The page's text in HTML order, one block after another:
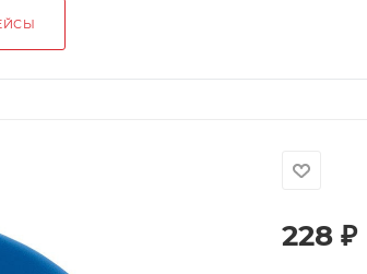
228 ₽